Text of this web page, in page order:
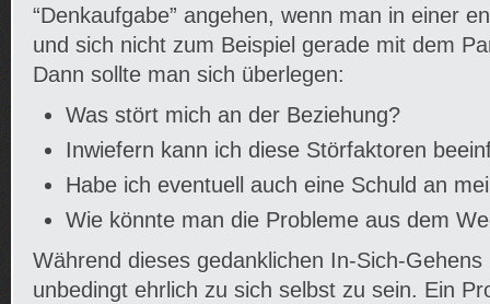
“Denkaufgabe” angehen, wenn man in einer
und sich nicht zum Beispiel gerade mit dem
Dann sollte man sich überlegen:
Was stört mich an der Beziehung?
Inwiefern kann ich diese Störfaktoren
Habe ich eventuell auch eine Schuld an
Wie könnte man die Probleme aus dem
Während dieses gedanklichen In-Sich-
unbedingt ehrlich zu sich selbst zu sein. Ein